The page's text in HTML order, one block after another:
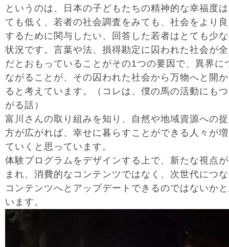
というのは、日本の子どもたちの精神的な幸福度
ても低く、若者の社会調査をみても、社会をより
するために関与したい、回答した若者はとても少
状況です。言葉や法、損得勘定に囚われた社会が
だとおもっていることがその1つの要因で、異界に
ながることが、その囚われた社会から万物へと開
ると考えています。（コレは、僕の馬の活動にも
がる話）
富川さんの取り組みを知り、自然や地域資源への
方が広がれば、幸せに暮らすことができる人々が
ていくと思っています。
体験プログラムをデザインする上で、新たな視点
まれ、消費的なコンテンツではなく、次世代につ
コンテンツへとアップデートできるのではないか
います。